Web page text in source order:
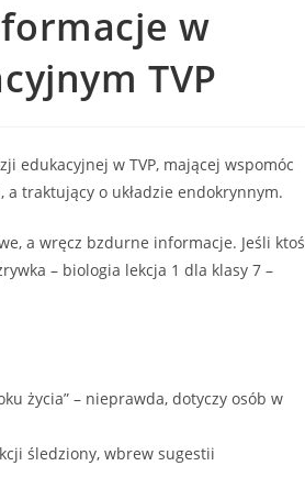
w
TVP
edukacyjnej w TVP, mającej wspomóc
traktujący o układzie endokrynnym.
a wręcz bzdurne informacje. Jeśli ktoś
– biologia lekcja 1 dla klasy 7 –
życia” – nieprawda, dotyczy osób w
śledziony, wbrew sugestii